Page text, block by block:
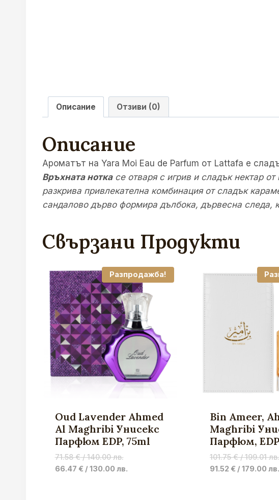
Описание Отзиви (0)
Описание
Ароматът на Yara Moi Eau de Parfum от Lattafa е
Връхната ноткасе отваря с игрив и сладък нектар
разкрива привлекателна комбинация от сладък
сандалово дърво формира дълбока, дървесна следа,
Свързани Продукти
Разпродажба!
Oud Lavender Ahmed
Al Maghribi Унисекс
Парфюм EDP, 75ml
71.58€/ 140.00 лв.Original
price
66.47 € / 130.00 лв.Current
Bin Ameer,
Maghribi
Парфюм,
101.75€/ 199.01 лв.
91.52 € / 179.00 лв.